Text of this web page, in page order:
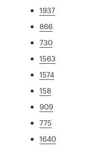
1937
866
730
1563
1574
158
909
775
1640